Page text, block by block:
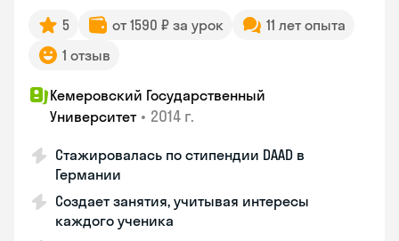
5 от 1590 ₽ за урок
11 лет опыта
1 отзыв
Кемеровский Государственный
Университет • 2014 г.
Стажировалась по стипендии DAAD в
Германии
Создает занятия, учитывая интересы
каждого ученика